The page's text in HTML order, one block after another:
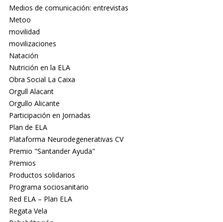
Medios de comunicación: entrevistas
Metoo
movilidad
movilizaciones
Natación
Nutrición en la ELA
Obra Social La Caixa
Orgull Alacant
Orgullo Alicante
Participación en Jornadas
Plan de ELA
Plataforma Neurodegenerativas CV
Premio "Santander Ayuda"
Premios
Productos solidarios
Programa sociosanitario
Red ELA – Plan ELA
Regata Vela